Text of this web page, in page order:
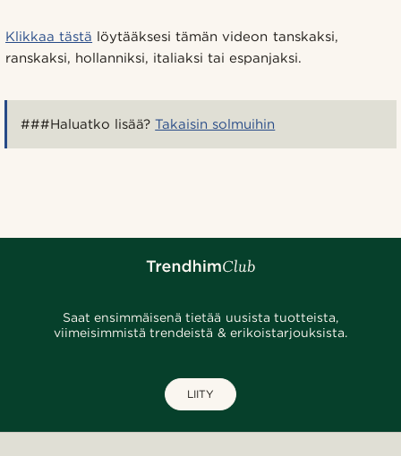
Klikkaa tästä löytääksesi tämän videon tanskaksi,
ranskaksi, hollanniksi, italiaksi tai espanjaksi.
###Haluatko lisää?Takaisin solmuihin
Saat ensimmäisenä tietää uusista tuotteista,
viimeisimmistä trendeistä & erikoistarjouksista.
LIITY